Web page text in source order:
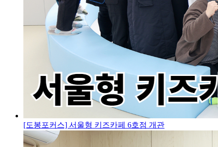
[도봉포커스] 서울형 키즈카페 6호점 개관